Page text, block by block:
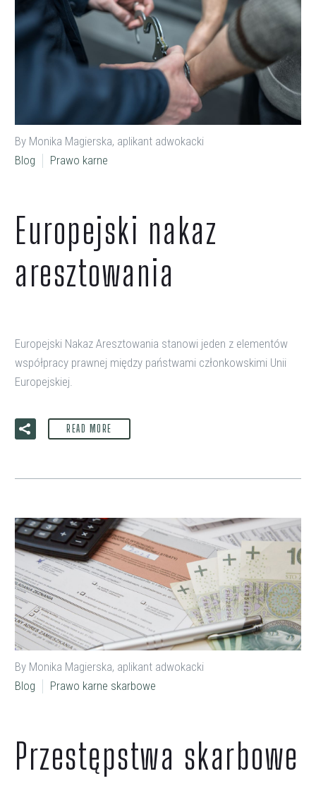
By Monika Magierska, aplikant adwokacki
Blog
Prawo karne
Europejski nakaz
aresztowania
Europejski Nakaz Aresztowania stanowi jeden z elementów
współpracy prawnej między państwami członkowskimi Unii
Europejskiej.
READ MORE
By Monika Magierska, aplikant adwokacki
Blog
Prawo karne skarbowe
Przestępstwa skarbowe